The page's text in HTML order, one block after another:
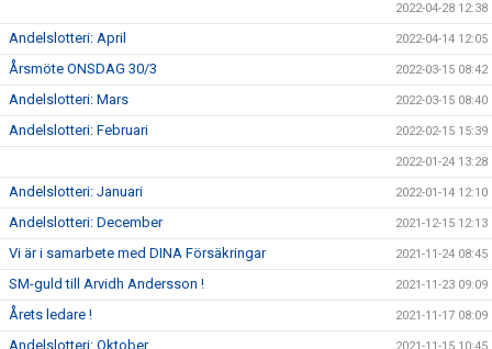
2022-04-28 12:38
Andelslotteri: April 2022-04-14 12:05
Årsmöte ONSDAG 30/3 2022-03-15 08:42
Andelslotteri: Mars 2022-03-15 08:40
Andelslotteri: Februari 2022-02-15 15:39
2022-01-24 13:28
Andelslotteri: Januari 2022-01-14 12:10
Andelslotteri: December 2021-12-15 12:13
Vi är i samarbete med DINA Försäkringar 2021-11-24 08:45
SM-guld till Arvidh Andersson ! 2021-11-23 09:09
Årets ledare ! 2021-11-17 08:09
Andelslotteri: Oktober